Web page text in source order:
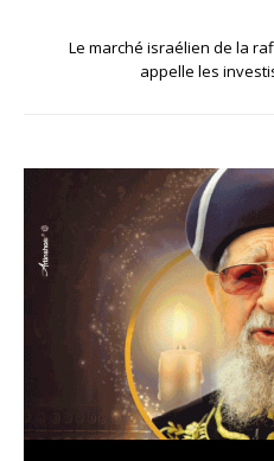
Le marché israélien de la
appelle les